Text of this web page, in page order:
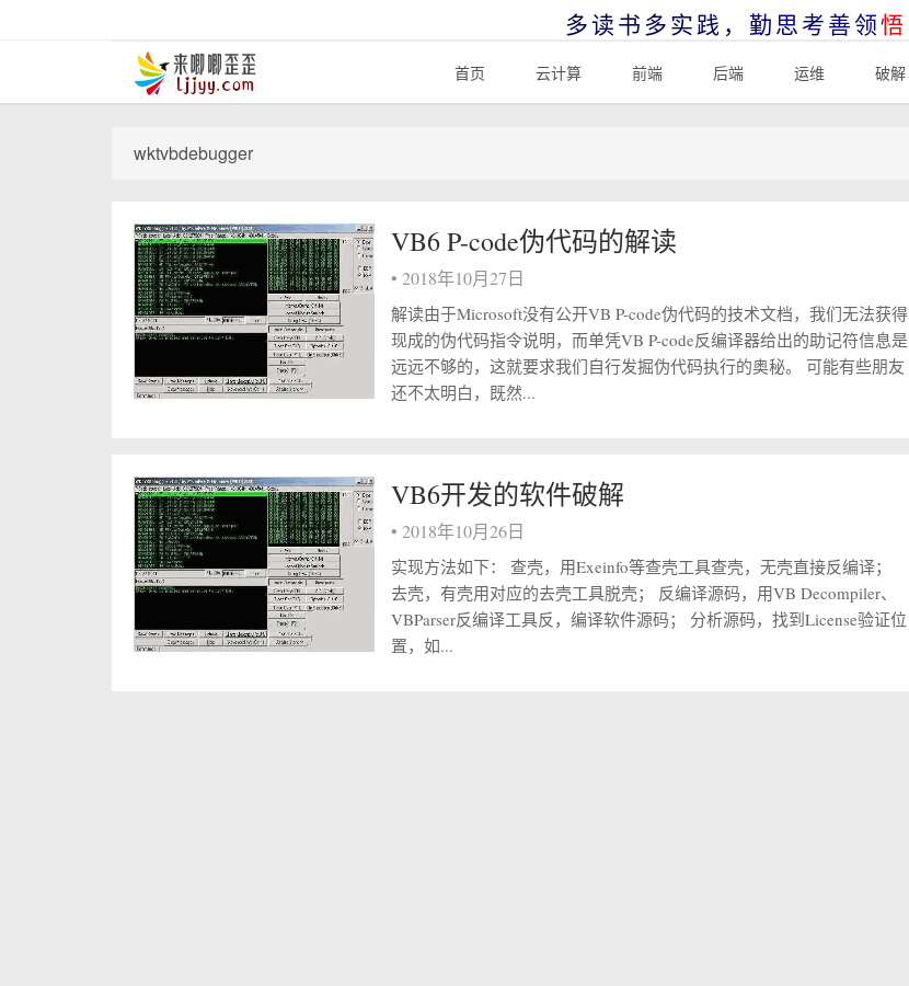
多读书多实践，勤思考善领悟
首页 云计算 前端 后端 运维 破解
wktvbdebugger
VB6 P-code伪代码的解读
• 2018年10月27日
解读由于Microsoft没有公开VB P-code伪代码的技术文档，我们无法获得
现成的伪代码指令说明，而单凭VB P-code反编译器给出的助记符信息是
远远不够的，这就要求我们自行发掘伪代码执行的奥秘。 可能有些朋友
还不太明白，既然...
VB6开发的软件破解
• 2018年10月26日
实现方法如下： 查壳，用Exeinfo等查壳工具查壳，无壳直接反编译；
去壳，有壳用对应的去壳工具脱壳； 反编译源码，用VB Decompiler、
VBParser反编译工具反，编译软件源码； 分析源码，找到License验证位
置，如...